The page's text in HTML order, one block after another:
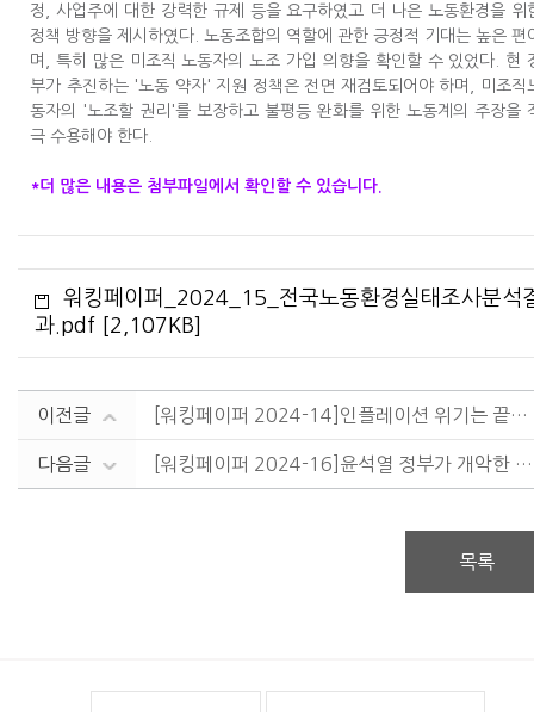
정, 사업주에 대한 강력한 규제 등을 요구하였고 더 나은 노동환경을 위
정책 방향을 제시하였다. 노동조합의 역할에 관한 긍정적 기대는 높은 편
며, 특히 많은 미조직 노동자의 노조 가입 의향을 확인할 수 있었다. 현
부가 추진하는 '노동 약자' 지원 정책은 전면 재검토되어야 하며, 미조직
동자의 '노조할 권리'를 보장하고 불평등 완화를 위한 노동계의 주장을
극 수용해야 한다.
*더 많은 내용은 첨부파일에서 확인할 수 있습니다.
워킹페이퍼_2024_15_전국노동환경실태조사분석
과.pdf [2,107KB]
이전글 [워킹페이퍼 2024-14]인플레이션 위기는 끝났는가?-고물가 시대에 생계비 위기에 대한 정책대안
다음글 [워킹페이퍼 2024-16]윤석열 정부가 개악한 위험성 평가의 문제점과 개선 과제: 건설업을 중심으로
목록